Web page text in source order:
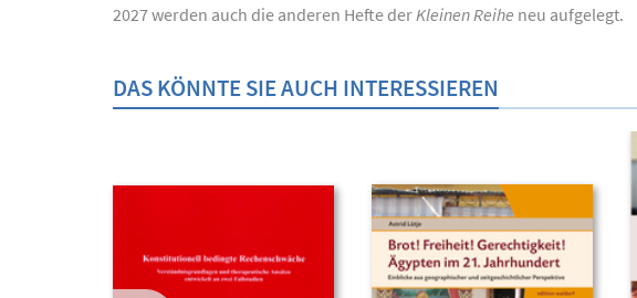
2027 werden auch die anderen Hefte der Kleinen Reihe neu aufgelegt.
DAS KÖNNTE SIE AUCH INTERESSIEREN